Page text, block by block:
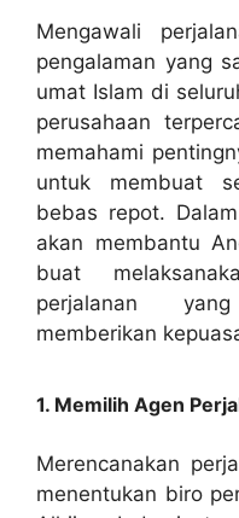
Mengawali
pengalaman yang
umat Islam di
perusahaan
memahami
untuk membuat
bebas repot.
akan membantu
buat
perjalanan
memberikan
1. Memilih Agen
Merencanakan
menentukan biro